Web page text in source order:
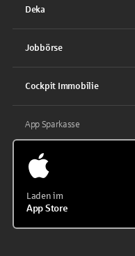
Deka
Jobbörse
Cockpit Immobilie
App Sparkasse
Laden im
App Store